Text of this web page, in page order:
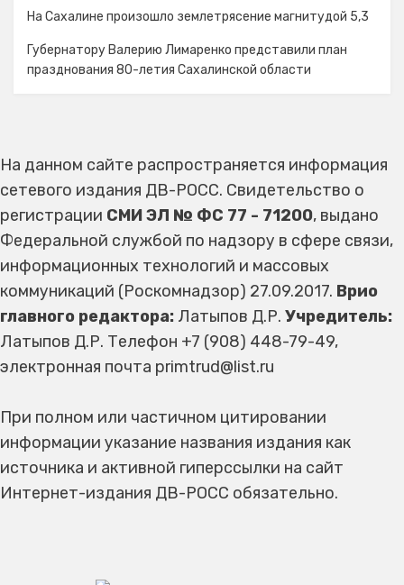
На Сахалине произошло землетрясение магнитудой 5,3
Губернатору Валерию Лимаренко представили план
празднования 80-летия Сахалинской области
На данном сайте распространяется информация
сетевого издания ДВ-РОСС. Свидетельство о
регистрации СМИ ЭЛ № ФС 77 - 71200, выдано
Федеральной службой по надзору в сфере связи,
информационных технологий и массовых
коммуникаций (Роскомнадзор) 27.09.2017. Врио
главного редактора: Латыпов Д.Р. Учредитель:
Латыпов Д.Р. Телефон +7 (908) 448-79-49,
электронная почта primtrud@list.ru
При полном или частичном цитировании
информации указание названия издания как
источника и активной гиперссылки на сайт
Интернет-издания ДВ-РОСС обязательно.